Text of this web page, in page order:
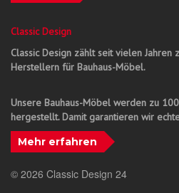
Classic Design
Classic Design zählt seit vielen
Herstellern für Bauhaus-Möbel.
Unsere Bauhaus-Möbel werden zu
hergestellt. Damit garantieren wir
Mehr erfahren
© 2026 Classic Design 24